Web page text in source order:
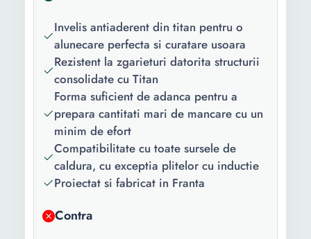
Forma:
Rotund
Tip:
Fara capac
Tip maner:
Fix
Material:
Aluminiu
Material
interior:
Titan
Functii:
Suprafata antiaderenta
Invelis antiaderent din titan pentru o
alunecare perfecta si curatare usoara
Rezistent la zgarieturi datorita structurii
consolidate cu Titan
Forma suficient de adanca pentru a
prepara cantitati mari de mancare cu un
minim de efort
Compatibilitate cu toate sursele de
caldura, cu exceptia plitelor cu inductie
Proiectat si fabricat in Franta
Contra